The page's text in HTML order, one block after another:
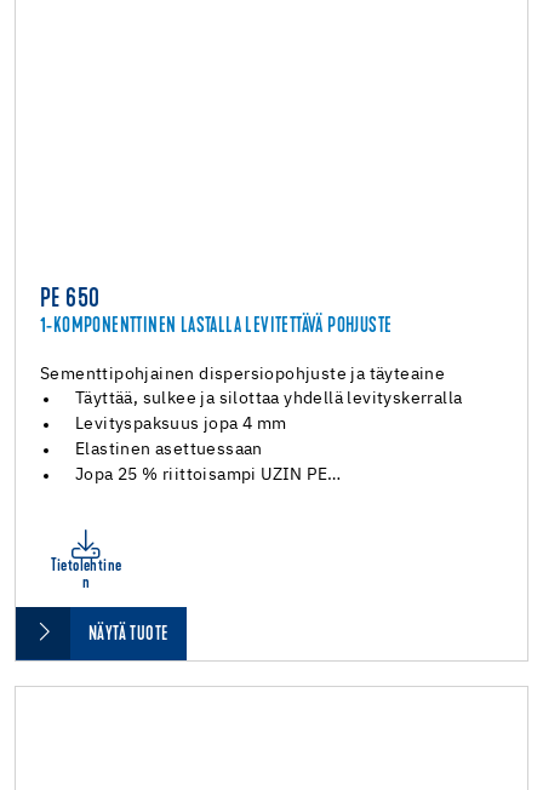
PE 650
1-KOMPONENTTINEN LASTALLA LEVITETTÄVÄ POHJUSTE
Sementtipohjainen dispersiopohjuste ja täyteaine
Täyttää, sulkee ja silottaa yhdellä levityskerralla
Levityspaksuus jopa 4 mm
Elastinen asettuessaan
Jopa 25 % riittoisampi UZIN PE…
Tietolehtine
n
NÄYTÄ TUOTE